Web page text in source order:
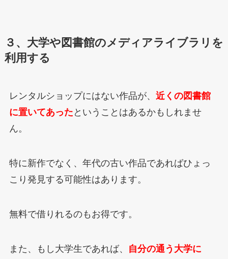
３、大学や図書館のメディアライブラリを
利用する
レンタルショップにはない作品が、 近くの図書館
に置いてあった ということはあるかもしれませ
ん。
特に新作でなく、年代の古い作品であればひょっ
こり発見する可能性はあります。
無料で借りれるのもお得です。
また、もし大学生であれば、
自分の通う大学に